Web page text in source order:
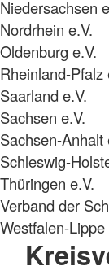
Niedersachsen
Nordrhein e.V.
Oldenburg e.V.
Rheinland-Pfalz
Saarland e.V.
Sachsen e.V.
Sachsen-Anhalt
Schleswig-
Thüringen e.V.
Verband der
Westfalen-Lippe